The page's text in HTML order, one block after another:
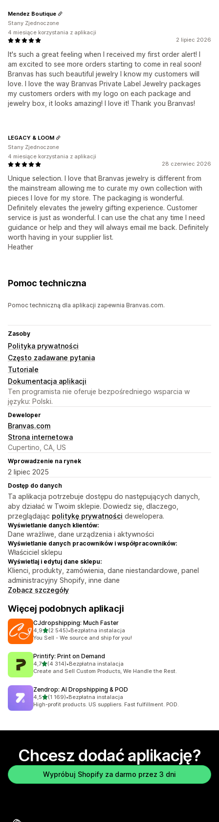
2 lipiec 2026
It's such a great feeling when I received my first order alert! I
am excited to see more orders starting to come in real soon!
Branvas has such beautiful jewelry I know my customers will
love. I love the way Branvas Private Label Jewelry packages
my customers orders with my logo on each package and
jewelry box, it looks amazing! I love it! Thank you Branvas!
Mendez Boutique
Stany Zjednoczone
4 miesiące korzystania z aplikacji
28 czerwiec 2026
Unique selection. I love that Branvas jewelry is different from
the mainstream allowing me to curate my own collection with
pieces I love for my store. The packaging is wonderful.
Definitely elevates the jewelry gifting experience. Customer
service is just as wonderful. I can use the chat any time I need
guidance or help and they will always email me back. Definitely
worth having in your supplier list.
Heather
LEGACY & LOOM
Stany Zjednoczone
4 miesiące korzystania z aplikacji
Pomoc techniczna
Pomoc techniczną dla aplikacji zapewnia Branvas.com.
Zasoby
Polityka prywatności
Często zadawane pytania
Tutoriale
Dokumentacja aplikacji
Ten programista nie oferuje bezpośredniego wsparcia w
języku: Polski.
Deweloper
Branvas.com
Strona internetowa
Cupertino, CA, US
Wprowadzenie na rynek
2 lipiec 2025
Dostęp do danych
Ta aplikacja potrzebuje dostępu do następujących danych,
aby działać w Twoim sklepie. Dowiedz się, dlaczego,
przeglądając politykę prywatności dewelopera.
Wyświetlanie danych klientów:
Dane wrażliwe, dane urządzenia i aktywności
Wyświetlanie danych pracowników i współpracowników:
Właściciel sklepu
Wyświetlaj i edytuj dane sklepu:
Klienci, produkty, zamówienia, dane niestandardowe, panel
administracyjny Shopify, inne dane
Zobacz szczegóły
Więcej podobnych aplikacji
CJdropshipping: Much Faster
4,9na 5 gwiazdek
(2 545)
Łączna liczba recenzji: 2545
•Bezpłatna instalacja
You Sell - We source and ship for you!
Printify: Print on Demand
4,7na 5 gwiazdek
(4 314)
Łączna liczba recenzji: 4314
•Bezpłatna instalacja
Create and Sell Custom Products, We Handle the Rest.
Zendrop: AI Dropshipping & POD
4,5na 5 gwiazdek
(1 169)
Łączna liczba recenzji: 1169
•Bezpłatna instalacja
High-profit products. US suppliers. Fast fulfillment. POD.
Chcesz dodać aplikację?
Wypróbuj Shopify za darmo przez 3 dni